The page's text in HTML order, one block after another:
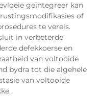
geïntegreer kan
of
te vereis.
in verbeterde
defekkoerse en
van voltooide
bydra tot die algehele
van voltooide